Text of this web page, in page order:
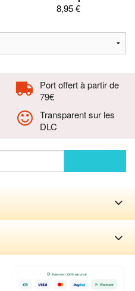
8,95 €
Port offert à partir de
79€
Transparent sur les
DLC